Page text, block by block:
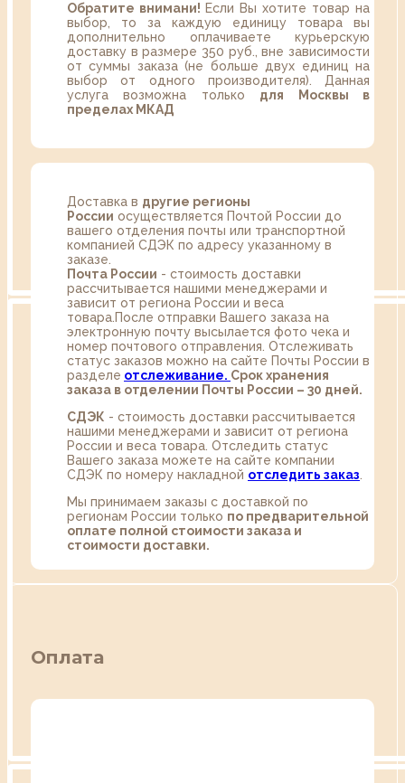
Обратите внимани! Если Вы хотите товар на
выбор, то за каждую единицу товара вы
дополнительно оплачиваете курьерскую
доставку в размере 350 руб., вне зависимости
от суммы заказа (не больше двух единиц на
выбор от одного производителя). Данная
услуга возможна только для Москвы в
пределах МКАД
Доставка в другие регионы
России осуществляется Почтой России до
вашего отделения почты или транспортной
компанией СДЭК по адресу указанному в
заказе.
Почта России - стоимость доставки
рассчитывается нашими менеджерами и
зависит от региона России и веса
товара.После отправки Вашего заказа на
электронную почту высылается фото чека и
номер почтового отправления. Отслеживать
статус заказов можно на сайте Почты России в
разделе oтслеживание. Срок хранения
заказа в отделении Почты России – 30 дней.
СДЭК - стоимость доставки рассчитывается
нашими менеджерами и зависит от региона
России и веса товара. Отследить статус
Вашего заказа можете на сайте компании
СДЭК по номеру накладной отследить заказ
Мы принимаем заказы с доставкой по
регионам России только по предварительной
оплате полной стоимости заказа и
стоимости доставки.
Оплата